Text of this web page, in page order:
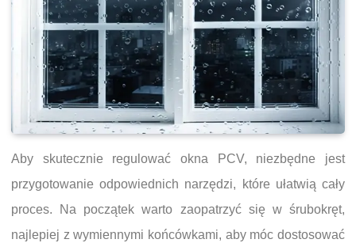
Aby skutecznie regulować okna PCV, niezbędne jest
przygotowanie odpowiednich narzędzi, które ułatwią cały
proces. Na początek warto zaopatrzyć się w śrubokręt,
najlepiej z wymiennymi końcówkami, aby móc dostosować